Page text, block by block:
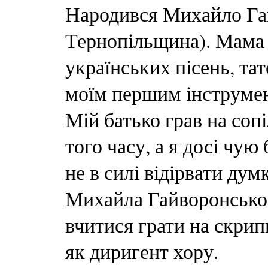
Народився Михайло
Тернопільщина). Мама
українських пісень,
моїм першим
Мій батько грав на
того часу, а я досі чую
не в силі відірвати
Михайла
вчитися грати на
як диригент хору.